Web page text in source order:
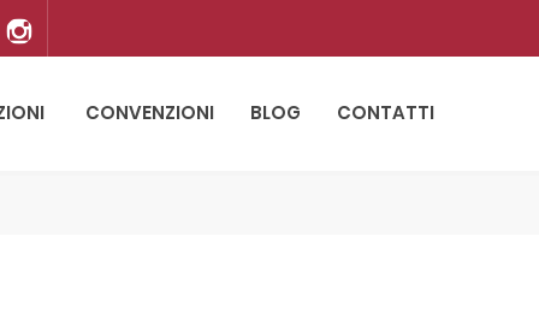
CONVENZIONI BLOG CONTATTI